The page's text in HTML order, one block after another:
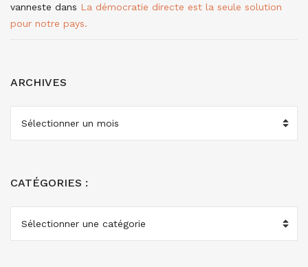
vanneste dans La démocratie directe est la seule solution
pour notre pays.
ARCHIVES
ARCHIVES
CATÉGORIES :
CATÉGORIES